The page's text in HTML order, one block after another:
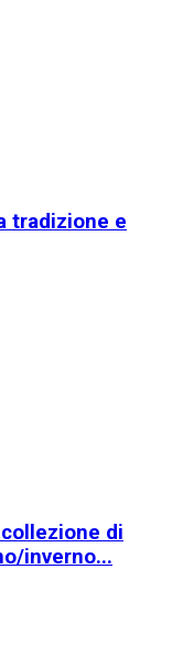
tradizione e
di
inverno...